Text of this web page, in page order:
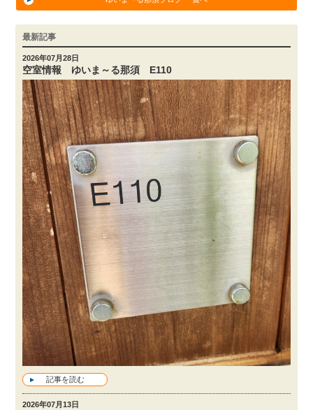
最新記事
2026年07月28日
空室情報 ゆいま～る那須 E110
記事を読む
2026年07月13日